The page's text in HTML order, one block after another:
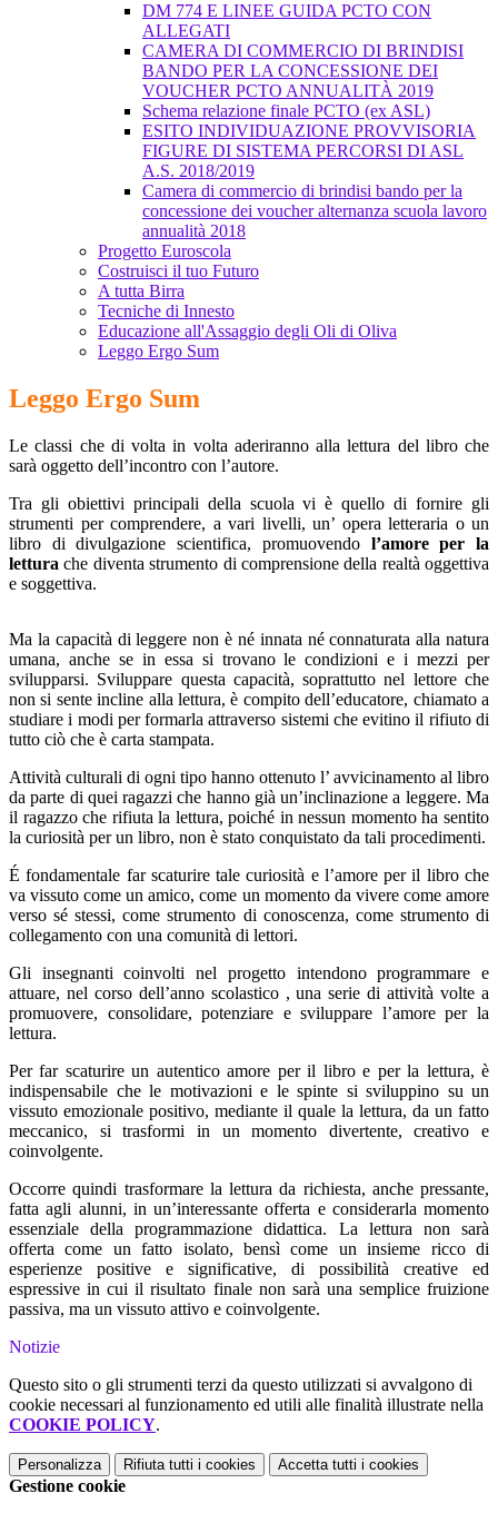
DM 774 E LINEE GUIDA PCTO CON
ALLEGATI
CAMERA DI COMMERCIO DI BRINDISI
BANDO PER LA CONCESSIONE DEI
VOUCHER PCTO ANNUALITÀ 2019
Schema relazione finale PCTO (ex ASL)
ESITO INDIVIDUAZIONE PROVVISORIA
FIGURE DI SISTEMA PERCORSI DI ASL
A.S. 2018/2019
Camera di commercio di brindisi bando per la
concessione dei voucher alternanza scuola lavoro
annualità 2018
Progetto Euroscola
Costruisci il tuo Futuro
A tutta Birra
Tecniche di Innesto
Educazione all'Assaggio degli Oli di Oliva
Leggo Ergo Sum
Leggo Ergo Sum
Le classi che di volta in volta aderiranno alla lettura del libro che
sarà oggetto dell’incontro con l’autore.
Tra gli obiettivi principali della scuola vi è quello di fornire gli
strumenti per comprendere, a vari livelli, un’ opera letteraria o un
libro di divulgazione scientifica, promuovendol’amore per la
lettura che diventa strumento di comprensione della realtà oggettiva
e soggettiva.
Ma la capacità di leggere non è né innata né connaturata alla natura
umana, anche se in essa si trovano le condizioni e i mezzi per
svilupparsi. Sviluppare questa capacità, soprattutto nel lettore che
non si sente incline alla lettura, è compito dell’educatore, chiamato a
studiare i modi per formarla attraverso sistemi che evitino il rifiuto di
tutto ciò che è carta stampata.
Attività culturali di ogni tipo hanno ottenuto l’ avvicinamento al libro
da parte di quei ragazzi che hanno già un’inclinazione a leggere. Ma
il ragazzo che rifiuta la lettura, poiché in nessun momento ha sentito
la curiosità per un libro, non è stato conquistato da tali procedimenti.
É fondamentale far scaturire tale curiosità e l’amore per il libro che
va vissuto come un amico, come un momento da vivere come amore
verso sé stessi, come strumento di conoscenza, come strumento di
collegamento con una comunità di lettori.
Gli insegnanti coinvolti nel progetto intendono programmare e
attuare, nel corso dell’anno scolastico , una serie di attività volte a
promuovere, consolidare, potenziare e sviluppare l’amore per la
lettura.
Per far scaturire un autentico amore per il libro e per la lettura, è
indispensabile che le motivazioni e le spinte si sviluppino su un
vissuto emozionale positivo, mediante il quale la lettura, da un fatto
meccanico, si trasformi in un momento divertente, creativo e
coinvolgente.
Occorre quindi trasformare la lettura da richiesta, anche pressante,
fatta agli alunni, in un’interessante offerta e considerarla momento
essenziale della programmazione didattica. La lettura non sarà
offerta come un fatto isolato, bensì come un insieme ricco di
esperienze positive e significative, di possibilità creative ed
espressive in cui il risultato finale non sarà una semplice fruizione
passiva, ma un vissuto attivo e coinvolgente.
Notizie
Questo sito o gli strumenti terzi da questo utilizzati si avvalgono di
cookie necessari al funzionamento ed utili alle finalità illustrate nella
COOKIE POLICY.
Personalizza Rifiuta tutti i cookies Accetta tutti i cookies
Gestione cookie